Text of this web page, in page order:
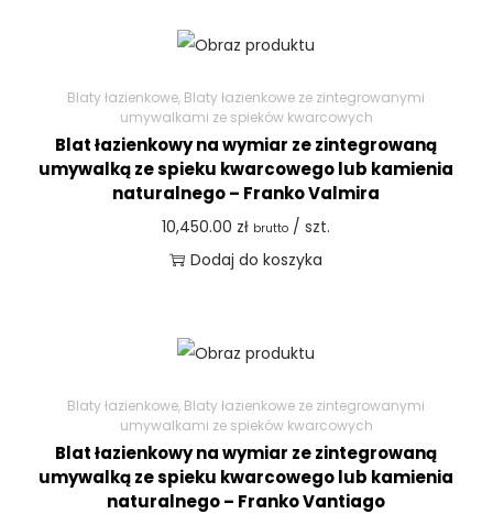
Blaty łazienkowe, Blaty łazienkowe ze zintegrowanymi
umywalkami ze spieków kwarcowych
Blat łazienkowy na wymiar ze zintegrowaną
umywalką ze spieku kwarcowego lub kamienia
naturalnego – Franko Valmira
10,450.00 zł brutto / szt.
Dodaj do koszyka
Blaty łazienkowe, Blaty łazienkowe ze zintegrowanymi
umywalkami ze spieków kwarcowych
Blat łazienkowy na wymiar ze zintegrowaną
umywalką ze spieku kwarcowego lub kamienia
naturalnego – Franko Vantiago